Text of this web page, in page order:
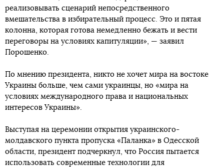
реализовывать сценарий непосредственного
вмешательства в избирательный процесс. Это и пятая
колонна, которая готова немедленно бежать и вести
переговоры на условиях капитуляции», — заявил
Порошенко.
По мнению президента, никто не хочет мира на востоке
Украины больше, чем сами украинцы, но «мира на
условиях международного права и национальных
интересов Украины».
Выступая на церемонии открытия украинского-
молдавского пункта пропуска «Паланка» в Одесской
области, президент подчеркнул, что Россия пытается
использовать современные технологии для